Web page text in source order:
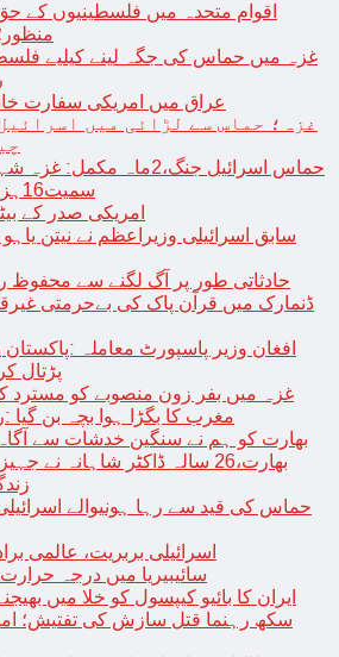
غزہ میں حماس کی جگہ لینے کیلیے
عراق میں امریکی سفارت
غزہ؛ حماس سے لڑائی میں
سمیت16ہزارفلسطینی شہید
امریکی صدر کے
سابق اسرائیلی وزیراعظم نے نیتن
حادثاتی طور پر آگ لگنے سے محفوظ
ڈنمارک میں قرآن پاک کی بےحرمتی
افغان وزیر پاسپورٹ معاملہ
پڑتال
غزہ میں بفر زون منصوبے کو مسترد
مغرب کا بگڑا ہوا بچہ بن
بھارت کو ہم نے سنگین خدشات سے آگاہ
بھارت،26 سالہ ڈاکٹر شاہانہ نے
حماس کی قید سے رہا ہونیوالے
اسرائیلی بربریت، عالمی
سائیبیریا میں درجہ حرارت منفی
ایران کا بائیو کیپسول کو خلا میں
سکھ رہنما قتل سازش کی تفتیش؛